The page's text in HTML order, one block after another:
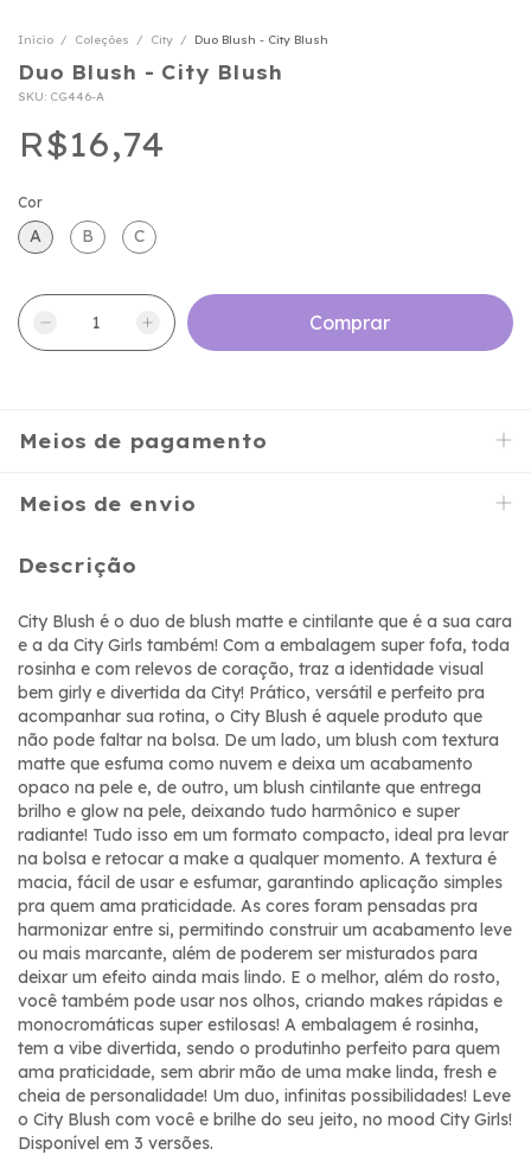
Início / Coleções / City / Duo Blush - City Blush
Duo Blush - City Blush
SKU: CG446-A
R$16,74
Cor
A B C
Meios de pagamento
Meios de envio
Descrição
City Blush é o duo de blush matte e cintilante que é a sua cara
e a da City Girls também! Com a embalagem super fofa, toda
rosinha e com relevos de coração, traz a identidade visual
bem girly e divertida da City! Prático, versátil e perfeito pra
acompanhar sua rotina, o City Blush é aquele produto que
não pode faltar na bolsa. De um lado, um blush com textura
matte que esfuma como nuvem e deixa um acabamento
opaco na pele e, de outro, um blush cintilante que entrega
brilho e glow na pele, deixando tudo harmônico e super
radiante! Tudo isso em um formato compacto, ideal pra levar
na bolsa e retocar a make a qualquer momento. A textura é
macia, fácil de usar e esfumar, garantindo aplicação simples
pra quem ama praticidade. As cores foram pensadas pra
harmonizar entre si, permitindo construir um acabamento leve
ou mais marcante, além de poderem ser misturados para
deixar um efeito ainda mais lindo. E o melhor, além do rosto,
você também pode usar nos olhos, criando makes rápidas e
monocromáticas super estilosas! A embalagem é rosinha,
tem a vibe divertida, sendo o produtinho perfeito para quem
ama praticidade, sem abrir mão de uma make linda, fresh e
cheia de personalidade! Um duo, infinitas possibilidades! Leve
o City Blush com você e brilhe do seu jeito, no mood City Girls!
Disponível em 3 versões.